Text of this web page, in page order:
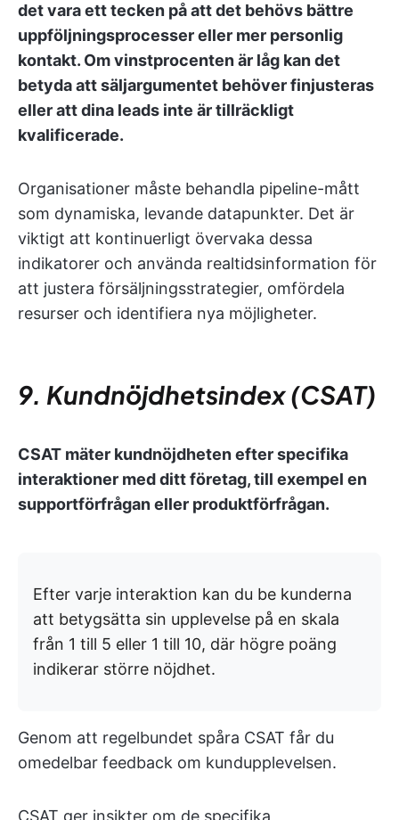
det vara ett tecken på att det behövs bättre
uppföljningsprocesser eller mer personlig
kontakt. Om vinstprocenten är låg kan det
betyda att säljargumentet behöver finjusteras
eller att dina leads inte är tillräckligt
kvalificerade.
Organisationer måste behandla pipeline-mått
som dynamiska, levande datapunkter. Det är
viktigt att kontinuerligt övervaka dessa
indikatorer och använda realtidsinformation för
att justera försäljningsstrategier, omfördela
resurser och identifiera nya möjligheter.
9. Kundnöjdhetsindex (CSAT)
CSAT mäter kundnöjdheten efter specifika
interaktioner med ditt företag, till exempel en
supportförfrågan eller produktförfrågan.
Efter varje interaktion kan du be kunderna
att betygsätta sin upplevelse på en skala
från 1 till 5 eller 1 till 10, där högre poäng
indikerar större nöjdhet.
Genom att regelbundet spåra CSAT får du
omedelbar feedback om kundupplevelsen.
CSAT ger insikter om de specifika